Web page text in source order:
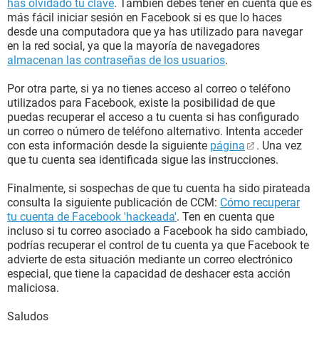
has olvidado tu clave. También debes tener en cuenta que es
más fácil iniciar sesión en Facebook si es que lo haces
desde una computadora que ya has utilizado para navegar
en la red social, ya que la mayoría de navegadores
almacenan las contraseñas de los usuarios.
Por otra parte, si ya no tienes acceso al correo o teléfono
utilizados para Facebook, existe la posibilidad de que
puedas recuperar el acceso a tu cuenta si has configurado
un correo o número de teléfono alternativo. Intenta acceder
con esta información desde la siguiente página
. Una vez
que tu cuenta sea identificada sigue las instrucciones.
Finalmente, si sospechas de que tu cuenta ha sido pirateada
consulta la siguiente publicación de CCM: Cómo recuperar
tu cuenta de Facebook 'hackeada'. Ten en cuenta que
incluso si tu correo asociado a Facebook ha sido cambiado,
podrías recuperar el control de tu cuenta ya que Facebook te
advierte de esta situación mediante un correo electrónico
especial, que tiene la capacidad de deshacer esta acción
maliciosa.
Saludos